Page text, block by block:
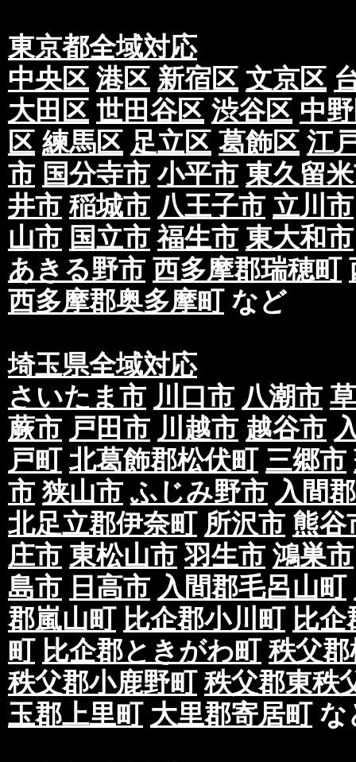
東京都全域対応
中央区 港区 新宿区 文京区
大田区 世田谷区 渋谷区 中
区 練馬区 足立区 葛飾区 江
市 国分寺市 小平市 東久留
井市 稲城市 八王子市 立川市
山市 国立市 福生市 東大和市
あきる野市 西多摩郡瑞穂町
西多摩郡奥多摩町など
埼玉県全域対応
さいたま市 川口市 八潮市
蕨市 戸田市 川越市 越谷市
戸町 北葛飾郡松伏町 三郷市
市 狭山市 ふじみ野市 入間
北足立郡伊奈町 所沢市 熊谷
庄市 東松山市 羽生市 鴻巣市
島市 日高市 入間郡毛呂山町
郡嵐山町 比企郡小川町 比
町 比企郡ときがわ町 秩父
秩父郡小鹿野町 秩父郡東秩
玉郡上里町 大里郡寄居町な